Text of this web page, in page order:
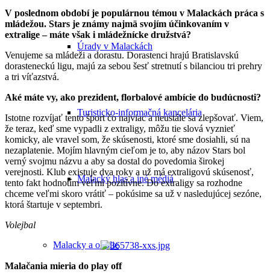
Úrady v Malackách
Turisticko-informačná kancelária
Malacký hlas a iné médiá
Malacky a okolie
V poslednom období je populárnou témou v Malackách práca s
mládežou. Stars je známy najmä svojím účinkovaním v
extralige – máte však i mládežnícke družstvá?
Venujeme sa mládeži a dorastu. Dorastenci hrajú Bratislavskú
dorasteneckú ligu, majú za sebou šesť stretnutí s bilanciou tri prehry
a tri víťazstvá.
Aké máte vy, ako prezident, florbalové ambície do budúcnosti?
Istotne rozvíjať tento šport čo najviac a neustále sa zlepšovať. Viem,
že teraz, keď sme vypadli z extraligy, môžu tie slová vyznieť
komicky, ale vravel som, že skúsenosti, ktoré sme dosiahli, sú na
nezaplatenie. Mojím hlavným cieľom je to, aby názov Stars bol
verný svojmu názvu a aby sa dostal do povedomia širokej
verejnosti. Klub existuje dva roky a už má extraligovú skúsenosť,
tento fakt hodnotím veľmi pozitívne. Do extraligy sa rozhodne
chceme veľmi skoro vrátiť – pokúsime sa už v nasledujúcej sezóne,
ktorá štartuje v septembri.
Volejbal
Malačania mieria do play off